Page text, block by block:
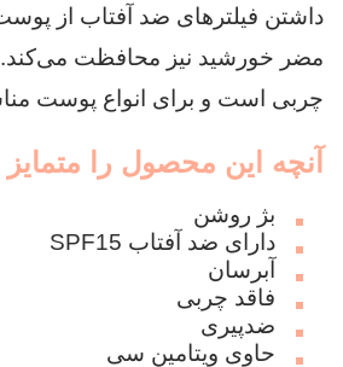
داشتن فیلترهای ضد آفتاب از پوست
مضر خورشید نیز محافظت می‌کند.
چربی است و برای انواع پوست
آنچه این محصول را
بژ روشن
دارای ضد آفتاب SPF15
آبرسان
فاقد چربی
ضدپیری
حاوی ویتامین سی